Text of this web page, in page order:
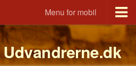
Menu for mobil
Udvandrerne.dk